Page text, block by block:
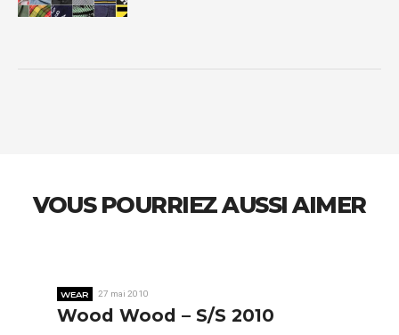
VOUS POURRIEZ AUSSI AIMER
WEAR 27 mai 2010
Wood Wood – S/S 2010